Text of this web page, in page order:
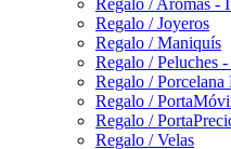
Regalo / Joyeros
Regalo / Maniquís
Regalo / Peluches
Regalo / Porcelana
Regalo /
Regalo /
Regalo / Velas